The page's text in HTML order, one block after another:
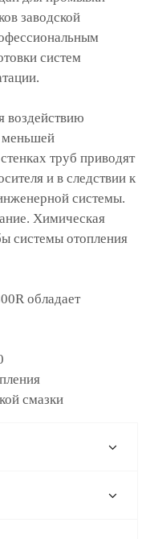
заводской
систем
воздействию
меньшей
труб приводят
и в следствии к
системы.
Химическая
системы отопления
обладает
смазки